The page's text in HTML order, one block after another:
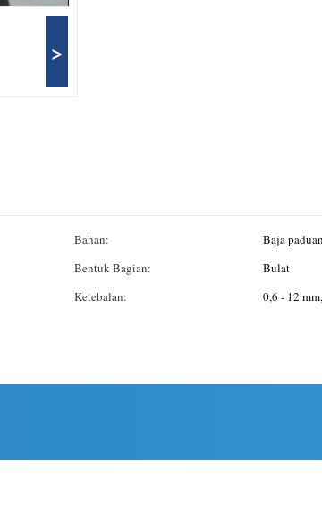
>
Bahan:
Baja paduan
Bentuk Bagian:
Bulat
Ketebalan:
0,6 - 12